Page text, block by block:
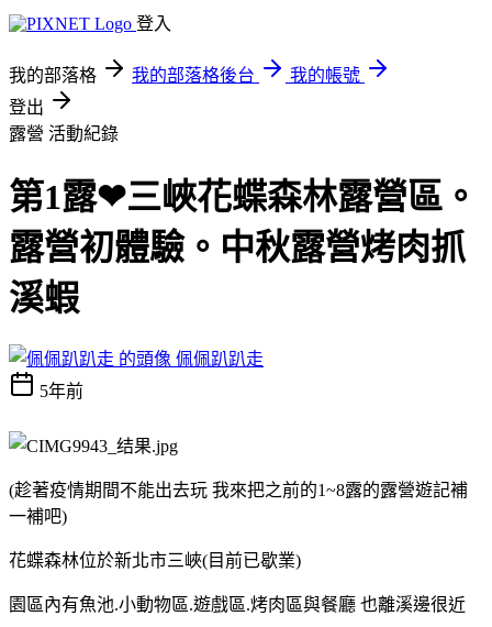
登入
我的部落格 我的部落格後台
我的帳號
登出
露營 活動紀錄
第1露❤三峽花蝶森林露營區。
露營初體驗。中秋露營烤肉抓
溪蝦
佩佩趴趴走
5年前
(趁著疫情期間不能出去玩 我來把之前的1~8露的露營遊記補
一補吧)
花蝶森林位於新北市三峽(目前已歇業)
園區內有魚池.小動物區.遊戲區.烤肉區與餐廳 也離溪邊很近